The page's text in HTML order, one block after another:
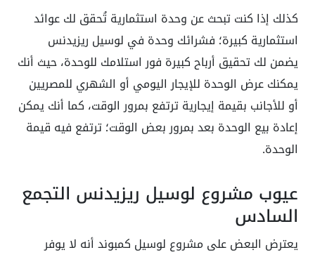
كذلك إذا كنت تبحث عن وحدة استثمارية تُحقق لك عوائد
استثمارية كبيرة؛ فشرائك وحدة في لوسيل ريزيدنس
يضمن لك تحقيق أرباح كبيرة فور استلامك للوحدة، حيث أنك
يمكنك عرض الوحدة للإيجار اليومي أو الشهري للمصريين
أو للأجانب بقيمة إيجارية ترتفع بمرور الوقت، كما أنك يمكن
إعادة بيع الوحدة بعد بمرور بعض الوقت؛ ترتفع فيه قيمة
الوحدة.
عيوب مشروع لوسيل ريزيدنس التجمع
السادس
يعترض البعض على مشروع لوسيل كمبوند أنه لا يوفر